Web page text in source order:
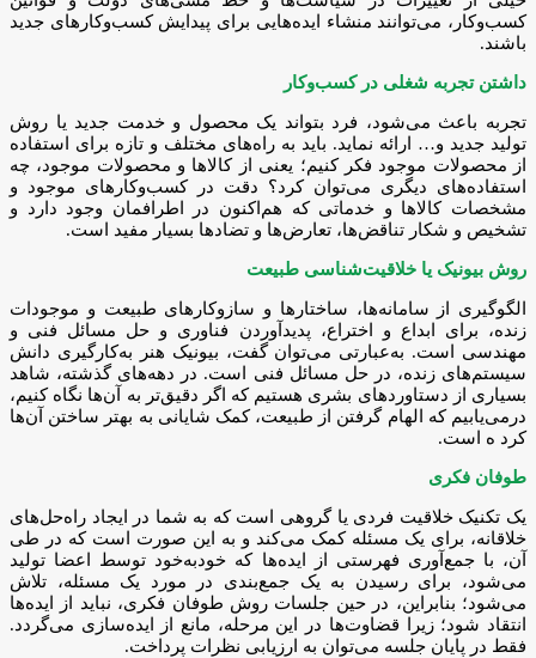
کسب‌وکار، می‌توانند منشاء ایده‌هایی برای پیدایش کسب‌وکارهای جدید
باشند.
داشتن تجربه شغلی در کسب‌وکار
تجربه باعث می‌شود، فرد بتواند یک محصول و خدمت جدید یا روش
تولید جدید و… ارائه نماید. باید به راه‌های مختلف و تازه برای استفاده
از محصولات موجود فکر کنیم؛ یعنی از کالاها و محصولات موجود، چه
استفاده‌های دیگری می‌توان کرد؟ دقت در کسب‌و‌کارهای موجود و
مشخصات کالاها و خدماتی که هم‌اکنون در اطرافمان وجود دارد و
تشخیص و شکار تناقض‌ها، تعارض‌ها و تضادها بسیار مفید است.
روش بیونیک یا خلاقیت‌شناسی طبیعت
الگوگیری از سامانه‌ها، ساختارها و سازوکارهای طبیعت و موجودات
زنده، برای ابداع و اختراع، پدیدآوردن فناوری و حل مسائل فنی و
مهندسی است. به‌عبارتی می‌توان گفت، بیونیک هنر به‌کارگیری دانش
سیستم‌های زنده، در حل مسائل فنی است. در دهه‌های گذشته، شاهد
بسیاری از دستاوردهای بشری هستیم که اگر دقیق‌تر به آن‌ها نگاه کنیم،
درمی‌یابیم که الهام گرفتن از طبیعت، کمک شایانی به بهتر ساختن آن‌ها
کرد ه است.
طوفان فکری
یک تکنیک خلاقیت فردی یا گروهی است که به شما در ایجاد راه‌حل‌های
خلاقانه، برای یک مسئله کمک می‌کند و به این صورت است که در طی
آن، با جمع‌آوری فهرستی از ایده‌ها که خودبه‌خود توسط اعضا تولید
می‌شود، برای رسیدن به یک جمع‌بندی در مورد یک مسئله، تلاش
می‌شود؛ بنابراین، در حین جلسات روش طوفان فکری، نباید از ایده‌ها
انتقاد شود؛ زیرا قضاوت‌ها در این مرحله، مانع از ایده‌سازی می‌گردد.
فقط در پایان جلسه می‌توان به ارزیابی نظرات پرداخت.